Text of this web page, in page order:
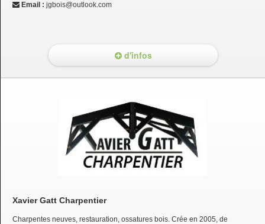
Email : jgbois@outlook.com
d'infos
Xavier Gatt Charpentier
Charpentes neuves, restauration, ossatures bois. Crée en 2005, de